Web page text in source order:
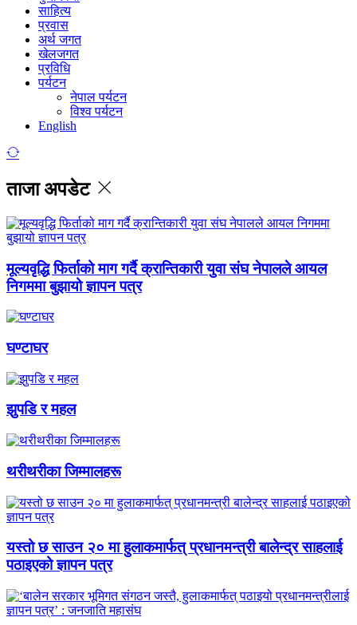
साहित्य
प्रवास
अर्थ जगत
खेलजगत
प्रविधि
पर्यटन
नेपाल पर्यटन
विश्व पर्यटन
English
ताजा अपडेट
मूल्यवृद्धि फिर्ताको माग गर्दै क्रान्तिकारी युवा संघ नेपालले आयल
निगममा बुझायो ज्ञापन पत्र
घण्टाघर
झुपडि र महल
थरीथरीका जिम्मालहरू
यस्तो छ साउन २० मा हुलाकमार्फत् प्रधानमन्त्री बालेन्द्र साहलाई
पठाइएको ज्ञापन पत्र